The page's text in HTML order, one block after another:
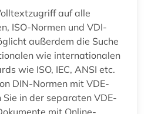
auf alle
ISO-Normen und VDI-
außerdem die Suche
wie internationalen
wie ISO, IEC, ANSI etc.
DIN-Normen mit VDE-
in der separaten VDE-